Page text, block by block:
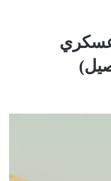
عسكري